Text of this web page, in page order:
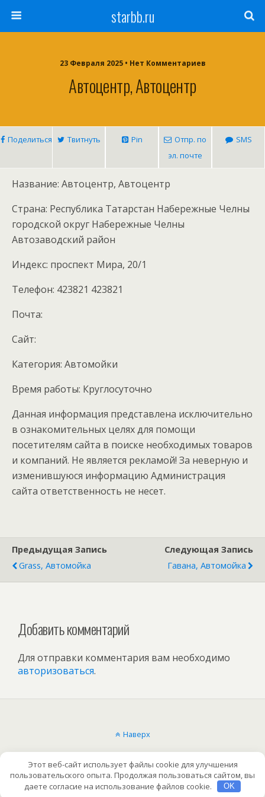
starbb.ru
23 Февраля 2025 • Нет Комментариев
Автоцентр, Автоцентр
Поделиться Твитнуть Pin
Отпр. по
эл. почте
SMS
Название: Автоцентр, Автоцентр
Страна: Республика Татарстан Набережные Челны
городской округ Набережные Челны
Автозаводский район
Индекс: проспект Мира, 20/1
Телефон: 423821 423821
Почта:
Cайт:
Категория: Автомойки
Время работы: Круглосуточно
Данная информация представлена исключительно
в ознакомительных целях для помощи
посетителям сайта в поиске необходимых товаров
и компаний. Не является рекламой! За неверную и
изменившуюся информацию Администрация
сайта ответственность не несет.
Предыдущая Запись
Grass, Автомойка
Следующая Запись
Гавана, Автомойка
Добавить комментарий
Для отправки комментария вам необходимо
авторизоваться.
Наверх
Мобильн. Компьютерная
Этот веб-сайт использует файлы cookie для улучшения
пользовательского опыта. Продолжая пользоваться сайтом, вы
даете согласие на использование файлов cookie.
OK